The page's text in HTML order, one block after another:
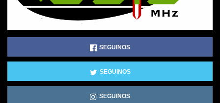
SEGUINOS
SEGUINOS
SEGUINOS